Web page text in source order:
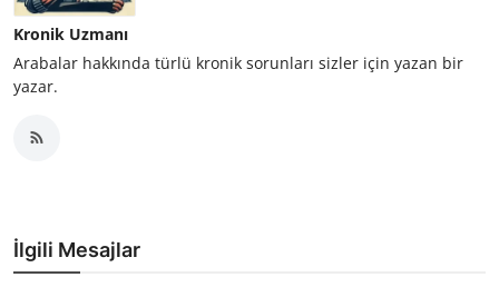
Kronik Uzmanı
Arabalar hakkında türlü kronik sorunları sizler için yazan bir
yazar.
İlgili Mesajlar